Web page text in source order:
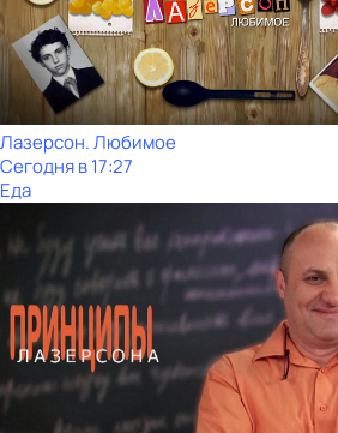
Лазерсон. Любимое
Сегодня в 17:27
Еда